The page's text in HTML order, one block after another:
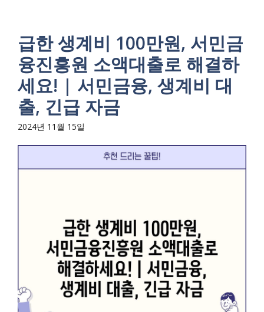
급한 생계비 100만원, 서민금
융진흥원 소액대출로 해결하
세요! | 서민금융, 생계비 대
출, 긴급 자금
2024년 11월 15일